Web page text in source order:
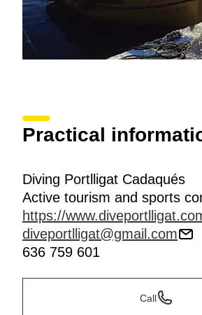
Practical
Diving Portlligat Cadaqués
Active tourism and sports
https://
diveportlligat@gmail.com
636 759 601
Call